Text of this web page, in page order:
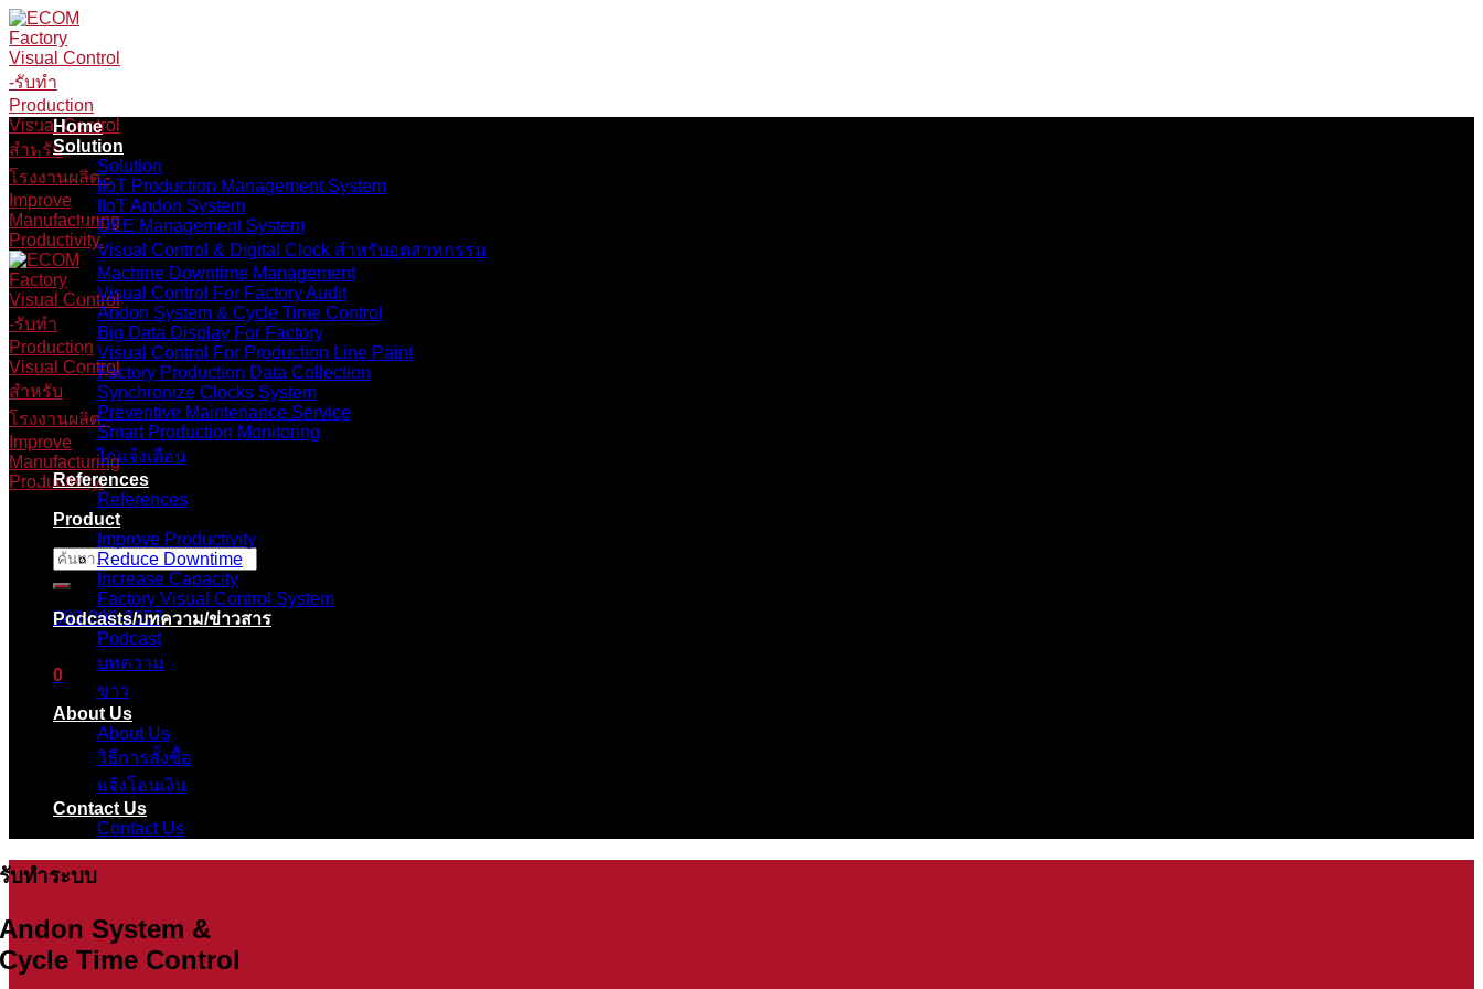
Skip
to
content
ค้นหา:
083-096-2657
0
ตะกร้าสินค้า
ไม่มีสินค้าในตะกร้า
Home
Solution
Solution
IIoT Production Management System
IIoT Andon System
OEE Management System
Visual Control & Digital Clock สำหรับอุตสาหกรรม
Machine Downtime Management
Visual Control For Factory Audit
Andon System & Cycle Time Control
Big Data Display For Factory
Visual Control For Production Line Paint
Factory Production Data Collection
Synchronize Clocks System
Preventive Maintenance Service
Smart Production Monitoring
ไก่แจ้งเตือน
References
References
Product
Improve Productivity
Reduce Downtime
Increase Capacity
Factory Visual Control System
Podcasts/บทความ/ข่าวสาร
Podcast
บทความ
ข่าว
About Us
About Us
วิธีการสั้งซื้อ
แจ้งโอนเงิน
Contact Us
Contact Us
รับทำระบบ
Andon System &
Cycle Time Control